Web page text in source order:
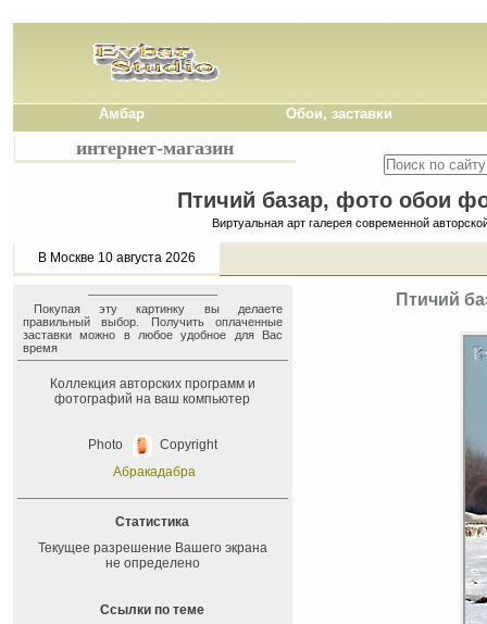
Амбар Обои, заставки
интернет-магазин
Птичий базар, фото обои
Виртуальная арт галерея современной
В Москве 10 августа 2026
Покупая эту картинку вы делаете
правильный выбор. Получить оплаченные
заставки можно в любое удобное для Вас
время
Коллекция авторских программ и
фотографий на ваш компьютер
Photo
Copyright
Абракадабра
Статистика
Текущее разрешение Вашего экрана
не определено
Ссылки по теме
Птичий